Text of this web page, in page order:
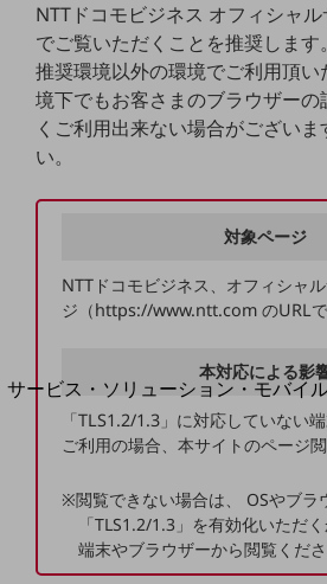
Smart Education
Smart Healthcare
Smart Industry
Smart Mobility
Smart Worksite
生成AI(Generative AI)
地域の取り組み
地域経済のさらなる活性化に取り組みます
LGPF(Local Government Platform)
別ウィンドウで開きます
サービス・ソリューション・モバイ
サービス・ソリューションTOP
DXに関する課題を解決する
カテゴリーで探す
カテゴリーで探すTOP
ネットワーク・モバイル
NTTドコモビジネス オフィシャ
でご覧いただくことを推奨します。
推奨環境以外の環境でご利用頂
境下でもお客さまのブラウザーの
くご利用出来ない場合がございま
い。
対象ページ
NTTドコモビジネス、オフィシャ
ジ（https://www.ntt.com のURLで
本対応による影
「TLS1.2/1.3」に対応していない
ご利用の場合、本サイトのページ
※閲覧できない場合は、 OSやブラ
「TLS1.2/1.3」を有効化いただ
端末やブラウザーから閲覧くださ